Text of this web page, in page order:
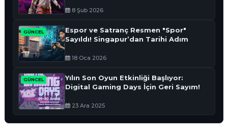
8 Şub 2026
GÜNCEL
Espor ve Satranç Resmen "Spor"
Sayıldı! Singapur’dan Tarihi Adım
18 Oca 2026
GÜNCEL
Yılın Son Oyun Etkinliği Başlıyor:
Digital Gaming Days İçin Geri Sayım!
23 Ara 2025